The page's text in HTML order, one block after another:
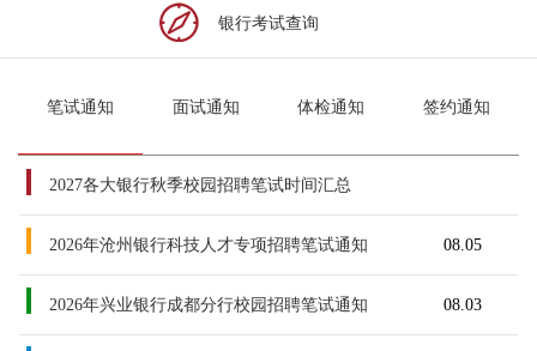
银行考试查询
笔试通知 面试通知 体检通知 签约通知
2027各大银行秋季校园招聘笔试时间汇总
2026年沧州银行科技人才专项招聘笔试通知 08.05
2026年兴业银行成都分行校园招聘笔试通知 08.03